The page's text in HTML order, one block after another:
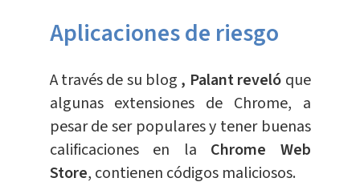
Aplicaciones de riesgo
A través de su blog , Palant reveló que
algunas extensiones de Chrome, a
pesar de ser populares y tener buenas
calificacionesen la Chrome Web
Store, contienen códigos maliciosos.